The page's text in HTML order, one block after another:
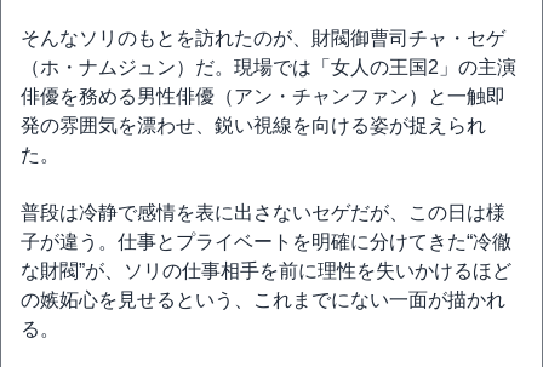
そんなソリのもとを訪れたのが、財閥御曹司チャ・セゲ
（ホ・ナムジュン）だ。現場では「女人の王国2」の主演
俳優を務める男性俳優（アン・チャンファン）と一触即
発の雰囲気を漂わせ、鋭い視線を向ける姿が捉えられ
た。
普段は冷静で感情を表に出さないセゲだが、この日は様
子が違う。仕事とプライベートを明確に分けてきた“冷徹
な財閥”が、ソリの仕事相手を前に理性を失いかけるほど
の嫉妬心を見せるという、これまでにない一面が描かれ
る。